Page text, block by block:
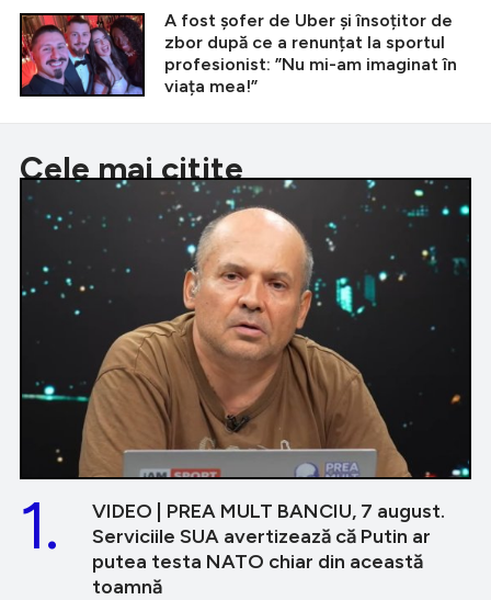
A fost șofer de Uber și însoțitor de
zbor după ce a renunțat la sportul
profesionist: ”Nu mi-am imaginat în
viața mea!”
Cele mai citite
VIDEO | PREA MULT BANCIU, 7 august.
Serviciile SUA avertizează că Putin ar
putea testa NATO chiar din această
toamnă
1.